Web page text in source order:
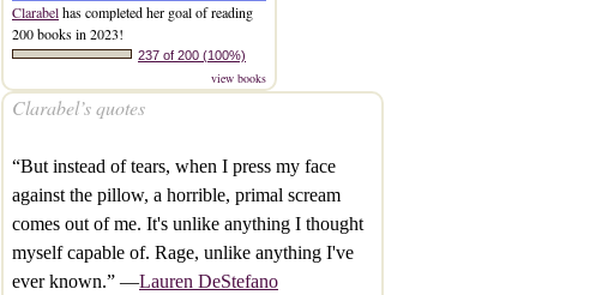
Clarabelhas completed her goal of reading
200 books in 2023!
237 of 200 (100%)
view books
Clarabel’s quotes
“But instead of tears, when I press my face
against the pillow, a horrible, primal scream
comes out of me. It's unlike anything I thought
myself capable of. Rage, unlike anything I've
ever known.” —Lauren DeStefano